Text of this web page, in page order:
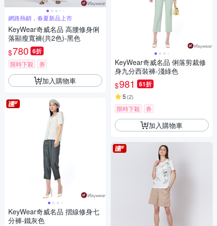
網路熱銷，春夏新品上市
KeyWear奇威名品 高腰修身俐
落顯瘦寬褲(共2色)-黑色
$780 6折
限時下殺 券
加入購物車
KeyWear奇威名品 摺線修身七
分褲-鐵灰色
KeyWear奇威名品 俐落剪裁修
身九分西裝褲-淺綠色
$981 61折
5 (2)
限時下殺 券
加入購物車